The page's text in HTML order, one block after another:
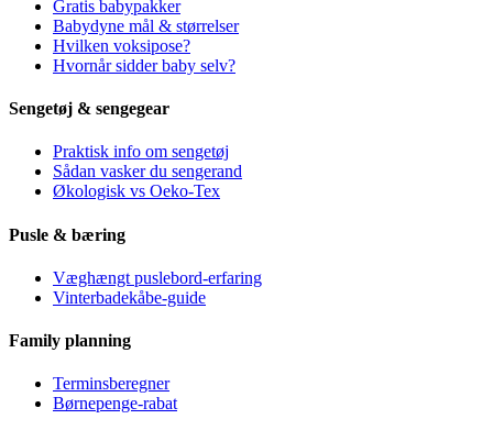
Gratis babypakker
Babydyne mål & størrelser
Hvilken voksipose?
Hvornår sidder baby selv?
Sengetøj & sengegear
Praktisk info om sengetøj
Sådan vasker du sengerand
Økologisk vs Oeko-Tex
Pusle & bæring
Væghængt puslebord-erfaring
Vinterbadekåbe-guide
Family planning
Terminsberegner
Børnepenge-rabat